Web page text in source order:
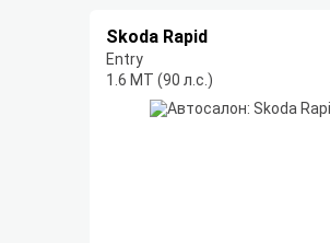
Skoda Rapid
Entry
1.6 MT (90 л.с.)